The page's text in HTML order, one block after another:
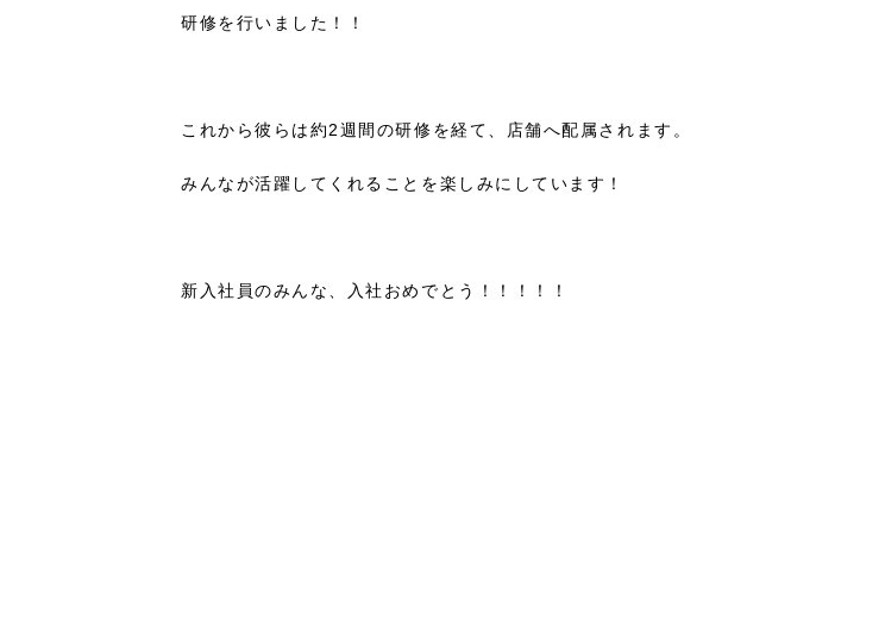
研修を行いました！！
これから彼らは約2週間の研修を経て、店舗へ配属されます。
みんなが活躍してくれることを楽しみにしています！
新入社員のみんな、入社おめでとう！！！！！